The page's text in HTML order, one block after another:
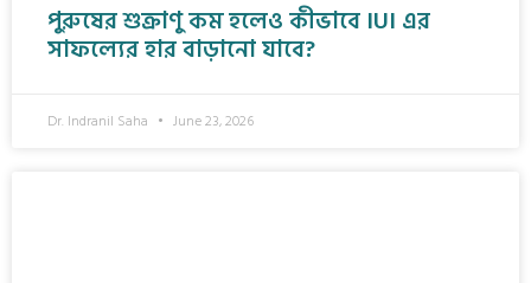
পুরুষের শুক্রাণু কম হলেও কীভাবে IUI এর
সাফল্যের হার বাড়ানো যাবে?
Dr. Indranil Saha June 23, 2026